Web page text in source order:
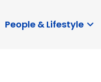
People & Lifestyle